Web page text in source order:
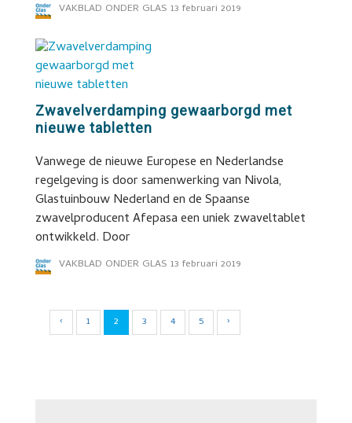
VAKBLAD ONDER GLAS 13 februari 2019
Zwavelverdamping gewaarborgd met
nieuwe tabletten
Vanwege de nieuwe Europese en Nederlandse
regelgeving is door samenwerking van Nivola,
Glastuinbouw Nederland en de Spaanse
zwavelproducent Afepasa een uniek zwaveltablet
ontwikkeld. Door
VAKBLAD ONDER GLAS 13 februari 2019
‹ 1 2 3 4 5 ›